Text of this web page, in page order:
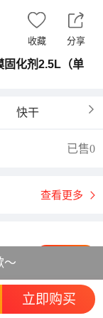
收藏 分享
固化剂2.5L（单
快干
已售0
查看更多
发货速度 5分
～
立即购买